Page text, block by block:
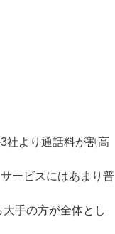
社より通話料が割高
ービスにはあまり普
手の方が全体とし